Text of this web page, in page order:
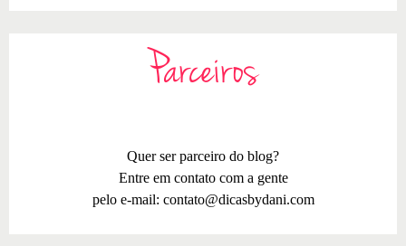
Parceiros
Quer ser parceiro do blog?
Entre em contato com a gente
pelo e-mail: contato@dicasbydani.com